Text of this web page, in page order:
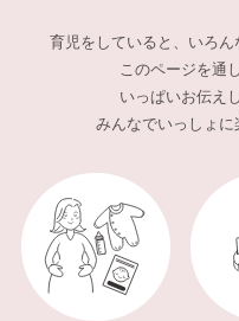
育児をしていると、 いろん
このページを通
いっぱいお伝え
みんなでいっしょに